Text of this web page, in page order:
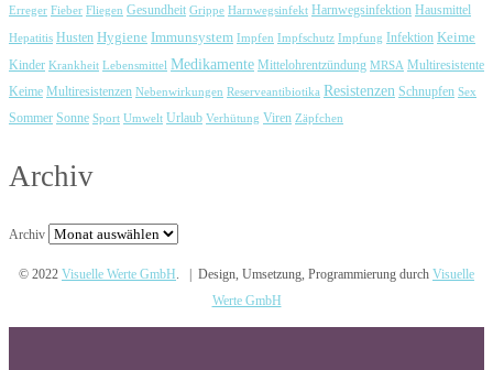
Erreger Fieber Fliegen Gesundheit Grippe Harnwegsinfekt Harnwegsinfektion Hausmittel
Hepatitis Husten Hygiene Immunsystem Impfen Impfschutz Impfung Infektion Keime
Kinder Krankheit Lebensmittel Medikamente Mittelohrentzündung MRSA Multiresistente
Keime Multiresistenzen Nebenwirkungen Reserveantibiotika Resistenzen Schnupfen Sex
Sommer Sonne Sport Umwelt Urlaub Verhütung Viren Zäpfchen
Archiv
Archiv
© 2022 Visuelle Werte GmbH. | Design, Umsetzung, Programmierung durch Visuelle
Werte GmbH